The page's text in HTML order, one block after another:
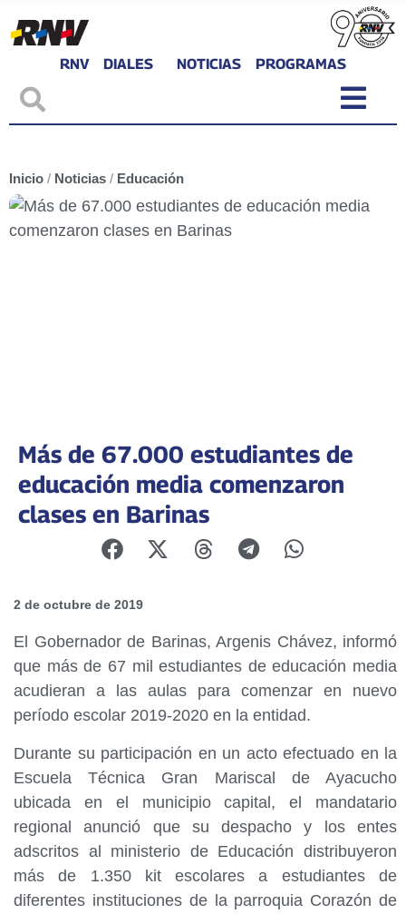
RNV DIALES NOTICIAS PROGRAMAS
Inicio / Noticias / Educación
Más de 67.000 estudiantes de
educación media comenzaron
clases en Barinas
2 de octubre de 2019
El Gobernador de Barinas, Argenis Chávez, informó
que más de 67 mil estudiantes de educación media
acudieran a las aulas para comenzar en nuevo
período escolar 2019-2020 en la entidad.
Durante su participación en un acto efectuado en la
Escuela Técnica Gran Mariscal de Ayacucho
ubicada en el municipio capital, el mandatario
regional anunció que su despacho y los entes
adscritos al ministerio de Educación distribuyeron
más de 1.350 kit escolares a estudiantes de
diferentes instituciones de la parroquia Corazón de